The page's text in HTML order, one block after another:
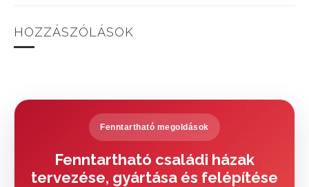
HOZZÁSZÓLÁSOK
Fenntartható megoldások
Fenntartható családi házak
tervezése, gyártása és felépítése